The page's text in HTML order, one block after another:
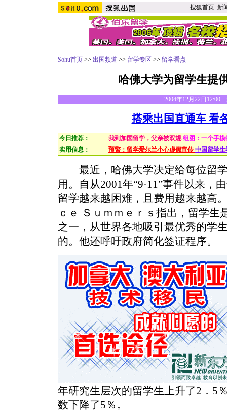
搜狐首页-新
Sohu首页 >> 出国频道 >> 留学专区 >> 留学看点
哈佛大学为留学生提
2004年12月22日12:00
搭乘出国直通车 看
今日推荐： 我到加国留学，父亲被双规 组图：一个手
实用信息：
预警：留学爱尔兰小心虚假宣传 中国留学
最近，哈佛大学决定给每位留学
用。自从2001年“9·11”事件以来，
留学越来越困难，且费用越来越高
ｃｅ Ｓｕｍｍｅｒｓ指出，留学生
之一，从世界各地吸引最优秀的学
的。他还呼吁政府简化签证程序。
年研究生层次的留学生上升了2．5
数下降了5％。